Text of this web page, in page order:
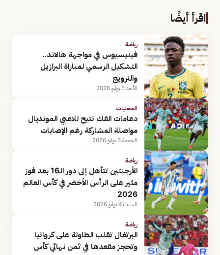
اقرأ أيضًا
رياضة
فينيسيوس في مواجهة هالاند..
التشكيل الرسمي لمباراة البرازيل
والنرويج
الأحد 5 يوليو 2026
المحليات
دعامات الفك تتيح للاعبي المونديال
مواصلة المشاركة رغم الإصابات
الجمعة 3 يوليو 2026
رياضة
الأرجنتين تتأهل إلى دور الـ16 بعد فوز
مثير على الرأس الأخضر في كأس العالم
2026
السبت 4 يوليو 2026
رياضة
البرتغال تقلب الطاولة على كرواتيا
وتحجز مقعدها في ثمن نهائي كأس